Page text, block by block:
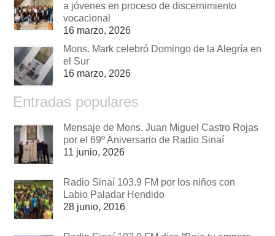
a jóvenes en proceso de discernimiento
vocacional
16 marzo, 2026
Mons. Mark celebró Domingo de la Alegría en
el Sur
16 marzo, 2026
Entradas populares
Mensaje de Mons. Juan Miguel Castro Rojas
por el 69º Aniversario de Radio Sinaí
11 junio, 2026
Radio Sinaí 103.9 FM por los niños con
Labio Paladar Hendido
28 junio, 2016